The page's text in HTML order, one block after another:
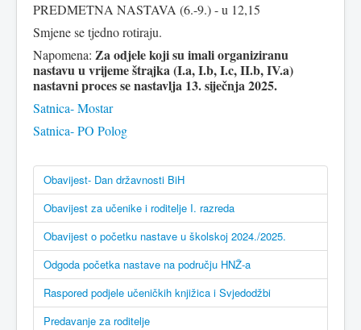
PREDMETNA NASTAVA (6.-9.) - u 12,15
Smjene se tjedno rotiraju.
Napomena: Za odjele koji su imali organiziranu
nastavu u vrijeme štrajka (I.a, I.b, I.c, II.b, IV.a)
nastavni proces se nastavlja 13. siječnja 2025.
Satnica- Mostar
Satnica- PO Polog
Obavijest- Dan državnosti BiH
Obavijest za učenike i roditelje I. razreda
Obavijest o početku nastave u školskoj 2024./2025.
Odgoda početka nastave na području HNŽ-a
Raspored podjele učeničkih knjižica i Svjedodžbi
Predavanje za roditelje